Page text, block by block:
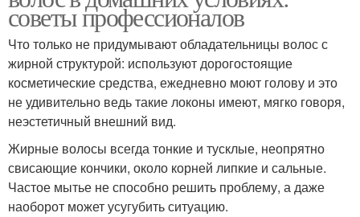
советы профессионалов
Что только не придумывают обладательницы волос с
жирной структурой: используют дорогостоящие
косметические средства, ежедневно моют голову и это
не удивительно ведь такие локоны имеют, мягко говоря,
неэстетичный внешний вид.
Жирные волосы всегда тонкие и тусклые, неопрятно
свисающие кончики, около корней липкие и сальные.
Частое мытье не способно решить проблему, а даже
наоборот может усугубить ситуацию.